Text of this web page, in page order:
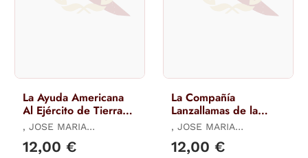
La Ayuda Americana
Al Ejército de Tierra
Español 1954-1963 (Ii
Parte).
, JOSE MARIA
MANRIQUE GARCÍA / ,
LUCAS MOLINA FRANCO
12,00 €
La Compañía
Lanzallamas de la
Legión.
, JOSE MARIA
MANRIQUE GARCÍA / ,
LUCAS MOLINA FRANCO
12,00 €